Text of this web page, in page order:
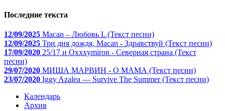
Последние текста
12/09/2025 Macan – Любовь L (Текст песни)
12/09/2025 Три дня дождя, Macan - Здравствуй (Текст песни)
17/09/2020 25/17 и Oxxxymiron - Северная страна (Текст
песни)
29/07/2020 МИША МАРВИН - О МАМА (Текст песни)
23/07/2020 Iggy Azalea — Survive The Summer (Текст песни)
Календарь
Архив